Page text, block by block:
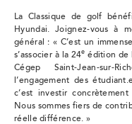
La Classique de golf
Hyundai. Joignez-vous à
général : « C’est un
s’associer à la 24e édition de
Cégep Saint-Jean-sur-
l’engagement des
c’est investir
Nous sommes fiers de
réelle différence. »